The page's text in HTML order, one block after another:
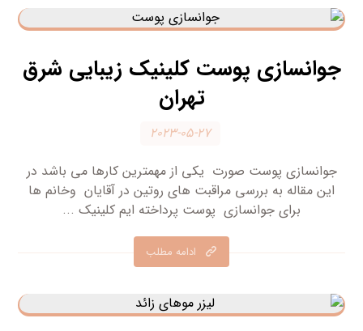
جوانسازی پوست کلینیک زیبایی شرق
تهران
۲۰۲۳-۰۵-۲۷
جوانسازی پوست صورت یکی از مهمترین کارها می باشد در
این مقاله به بررسی مراقبت های روتین در آقایان وخانم ها
برای جوانسازی پوست پرداخته ایم کلینیک ...
ادامه مطلب